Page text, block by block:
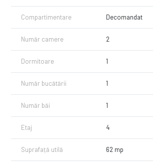
Imobilul este amplasat într-un complex
securizat prin bariere, supraveghere video și
Suprafață totală: 70 mp
2 lifturi
Complet mobilat și utilat
Centrală termică proprie
Aer condiționat
Foarte luminos
Supraveghere video
Spații verzi amenajate
Compartimentare Decomandat
Număr camere 2
Dormitoare 1
Număr bucătării 1
Număr băi 1
Etaj 4
Suprafață utilă 62 mp